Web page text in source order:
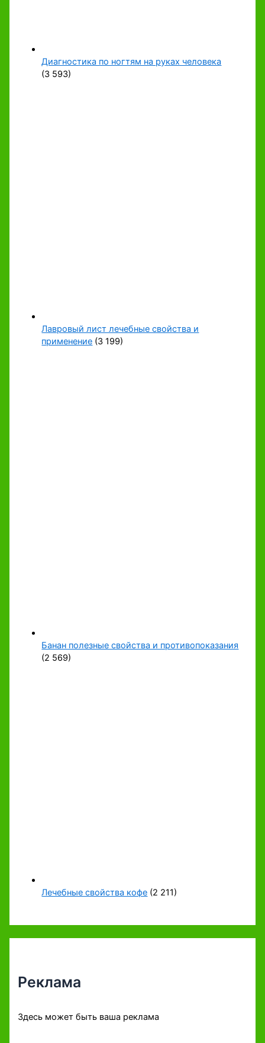
Диагностика по ногтям на руках человека
(3 593)
Лавровый лист лечебные свойства и
применение (3 199)
Банан полезные свойства и противопоказания
(2 569)
Лечебные свойства кофе (2 211)
Реклама
Здесь может быть ваша реклама